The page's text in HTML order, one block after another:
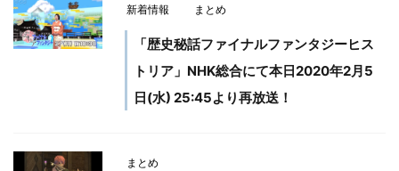
新着情報 まとめ
「歴史秘話ファイナルファンタジーヒス
トリア」NHK総合にて本日2020年2月5
日(水) 25:45より再放送！
まとめ